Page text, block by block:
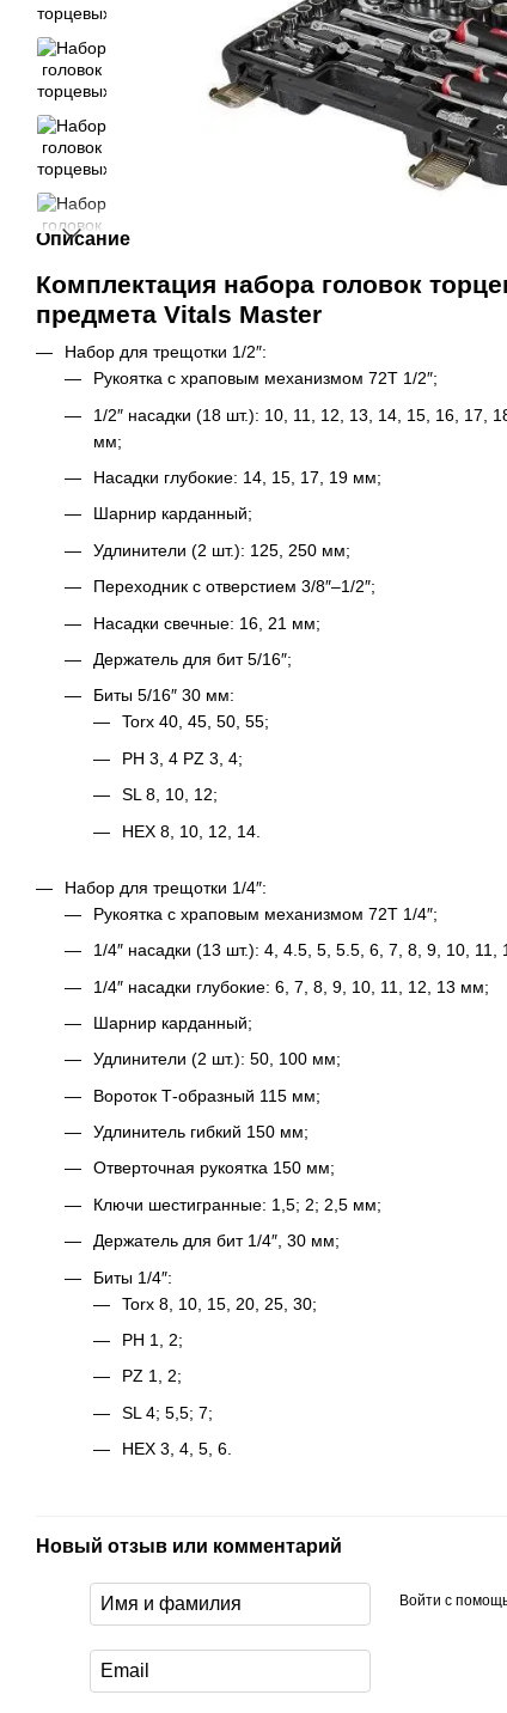
Описание
Комплектация набора головок
предмета Vitals Master
Набор для трещотки 1/2″:
Рукоятка с храповым механизмом 72Т 1/2″;
1/2″ насадки (18 шт.): 10, 11, 12, 13, 14, 15, 16, 17,
мм;
Насадки глубокие: 14, 15, 17, 19 мм;
Шарнир карданный;
Удлинители (2 шт.): 125, 250 мм;
Переходник с отверстием 3/8″–1/2″;
Насадки свечные: 16, 21 мм;
Держатель для бит 5/16″;
Биты 5/16″ 30 мм:
Torx 40, 45, 50, 55;
PH 3, 4 PZ 3, 4;
SL 8, 10, 12;
HEX 8, 10, 12, 14.
Набор для трещотки 1/4″:
Рукоятка с храповым механизмом 72Т 1/4″;
1/4″ насадки (13 шт.): 4, 4.5, 5, 5.5, 6, 7, 8, 9, 10,
1/4″ насадки глубокие: 6, 7, 8, 9, 10, 11, 12, 13 мм;
Шарнир карданный;
Удлинители (2 шт.): 50, 100 мм;
Вороток Т-образный 115 мм;
Удлинитель гибкий 150 мм;
Отверточная рукоятка 150 мм;
Ключи шестигранные: 1,5; 2; 2,5 мм;
Держатель для бит 1/4″, 30 мм;
Биты 1/4″:
Torx 8, 10, 15, 20, 25, 30;
PH 1, 2;
PZ 1, 2;
SL 4; 5,5; 7;
HEX 3, 4, 5, 6.
Новый отзыв или комментарий
Войти с